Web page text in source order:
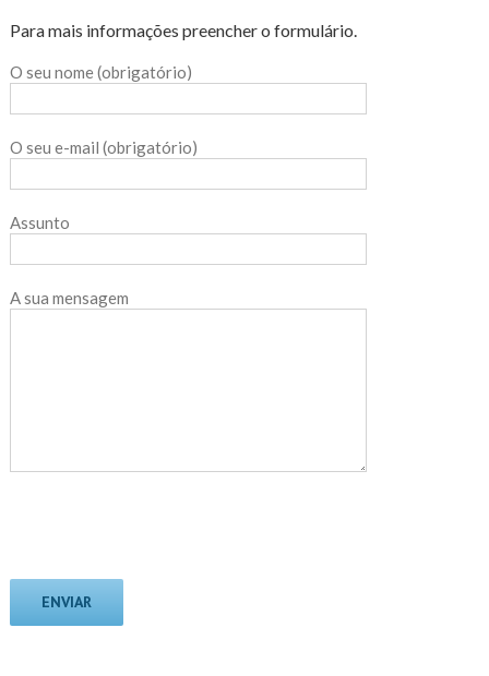
Para mais informações preencher o formulário.
O seu nome (obrigatório)
O seu e-mail (obrigatório)
Assunto
A sua mensagem